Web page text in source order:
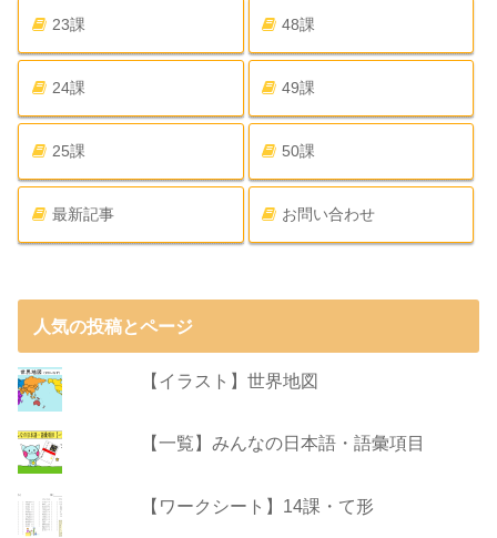
23課 48課
24課 49課
25課 50課
最新記事 お問い合わせ
人気の投稿とページ
【イラスト】世界地図
【一覧】みんなの日本語・語彙項目
【ワークシート】14課・て形